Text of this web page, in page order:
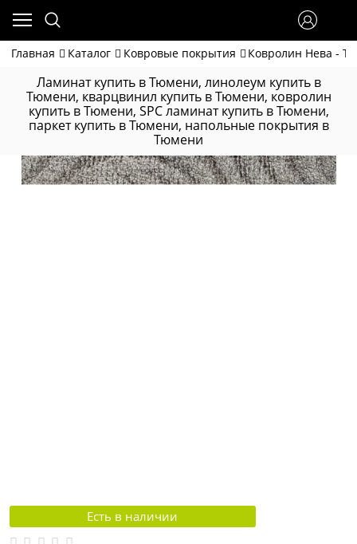
Главная Каталог Ковровые покрытия Ковролин Нева -
Ламинат купить в Тюмени, линолеум купить в
Тюмени, кварцвинил купить в Тюмени, ковролин
купить в Тюмени, SPC ламинат купить в Тюмени,
паркет купить в Тюмени, напольные покрытия в
Тюмени
Есть в наличии